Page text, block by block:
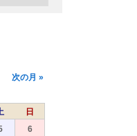
日
6
次の月 »